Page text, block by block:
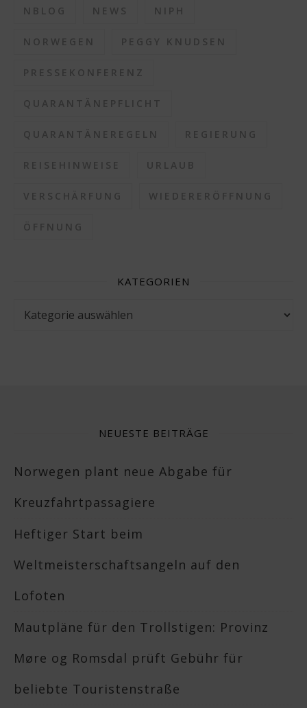
NBLOG NEWS NIPH
NORWEGEN PEGGY KNUDSEN
PRESSEKONFERENZ
QUARANTÄNEPFLICHT
QUARANTÄNEREGELN REGIERUNG
REISEHINWEISE URLAUB
VERSCHÄRFUNG WIEDERERÖFFNUNG
ÖFFNUNG
KATEGORIEN
NEUESTE BEITRÄGE
Norwegen plant neue Abgabe für
Kreuzfahrtpassagiere
Heftiger Start beim
Weltmeisterschaftsangeln auf den
Lofoten
Mautpläne für den Trollstigen: Provinz
Møre og Romsdal prüft Gebühr für
beliebte Touristenstraße